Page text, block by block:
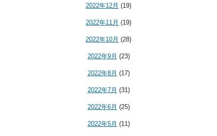
2022年12月 (19)
2022年11月 (19)
2022年10月 (28)
2022年9月 (23)
2022年8月 (17)
2022年7月 (31)
2022年6月 (25)
2022年5月 (11)